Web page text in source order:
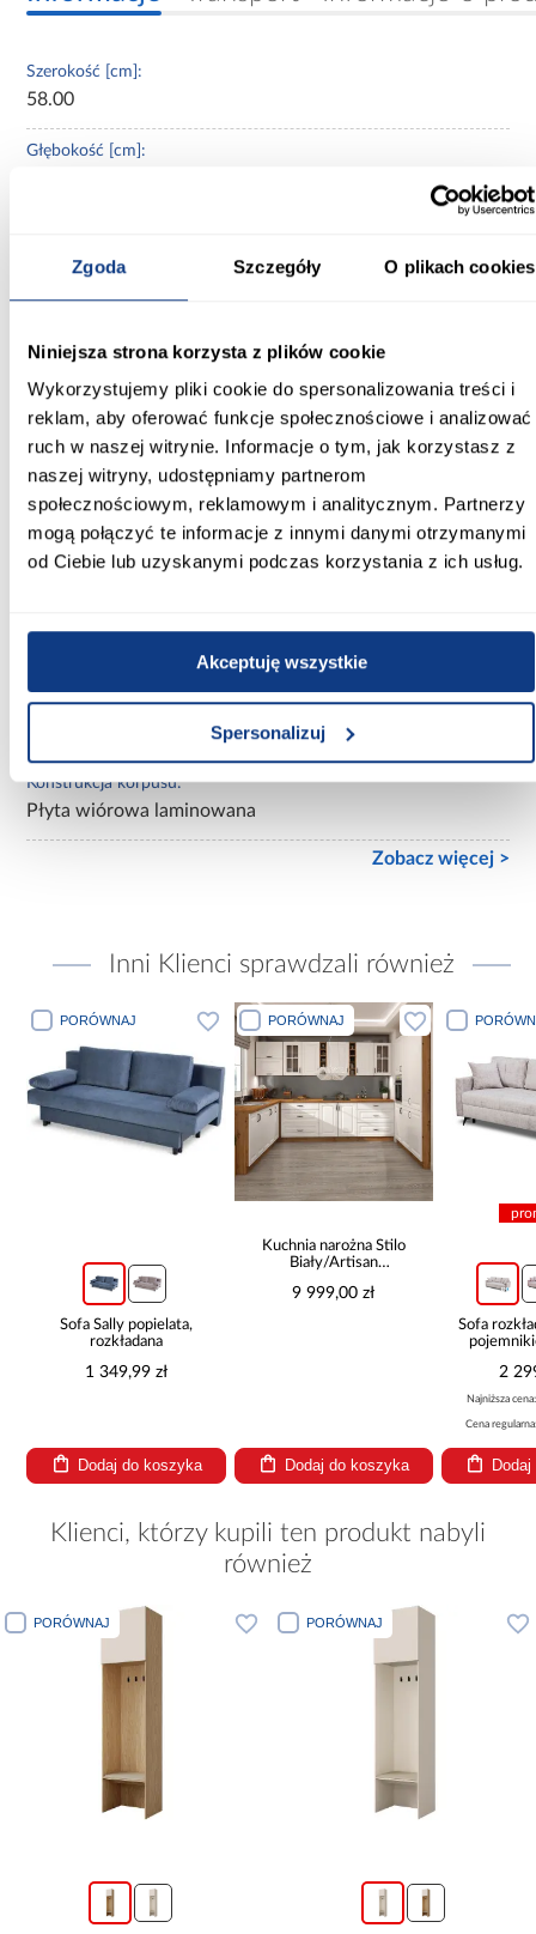
Zgoda Szczegóły O plikach cookies
Niniejsza strona korzysta z plików cookie
Wykorzystujemy pliki cookie do spersonalizowania treści i
reklam, aby oferować funkcje społecznościowe i analizować
ruch w naszej witrynie. Informacje o tym, jak korzystasz z
naszej witryny, udostępniamy partnerom
społecznościowym, reklamowym i analitycznym. Partnerzy
mogą połączyć te informacje z innymi danymi otrzymanymi
od Ciebie lub uzyskanymi podczas korzystania z ich usług.
Akceptuję wszystkie
Spersonalizuj
Szerokość [cm]:
58.00
Głębokość [cm]:
Kolor frontów:
macadamia
Kolor korpusu:
macadamia
Wykończenie frontów:
mat
Konstrukcja frontów:
Płyta wiórowa laminowana
Konstrukcja korpusu:
Płyta wiórowa laminowana
Zobacz więcej >
Inni Klienci sprawdzali również
PORÓWNAJ
Sofa Sally popielata,
rozkładana
1 349,99 zł
Dodaj do koszyka
PORÓWNAJ
Kuchnia narożna Stilo
Biały/Artisan
9 999,00 zł
Dodaj do koszyka
Sofa
2
Najniższa
Cena
Klienci, którzy kupili ten produkt nabyli
również
PORÓWNAJ PORÓWNAJ